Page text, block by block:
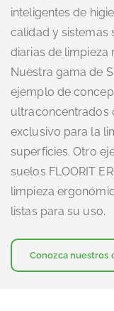
inteligentes de
calidad y sistemas
diarias de limpieza
Nuestra gama de
ejemplo de
ultraconcentrados
exclusivo para la
superficies. Otro
suelos FLOORIT
limpieza
listas para su uso.
Conozca nuestros